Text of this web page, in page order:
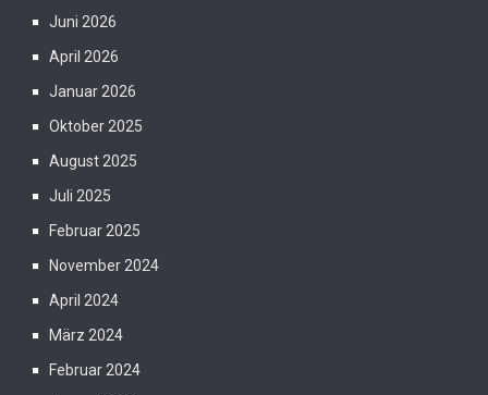
Juni 2026
April 2026
Januar 2026
Oktober 2025
August 2025
Juli 2025
Februar 2025
November 2024
April 2024
März 2024
Februar 2024